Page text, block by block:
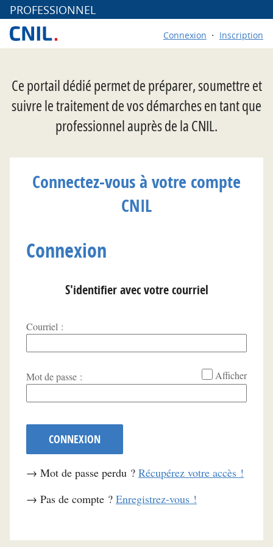
PROFESSIONNEL
Connexion Inscription
Ce portail dédié permet de préparer, soumettre et
suivre le traitement de vos démarches en tant que
professionnel auprès de la CNIL.
Connectez-vous à votre compte
CNIL
Connexion
S'identifier avec votre courriel
Courriel :
*
Mot de passe : Afficher
CONNEXION
→ Mot de passe perdu ? Récupérez votre accès !
→ Pas de compte ? Enregistrez-vous !